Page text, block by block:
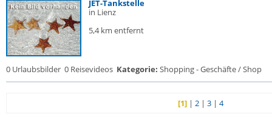
JET-Tankstelle
in Lienz
5,4 km entfernt
0 Urlaubsbilder 0 Reisevideos Kategorie: Shopping - Geschäfte / Shop
[1] |2 |3 |4